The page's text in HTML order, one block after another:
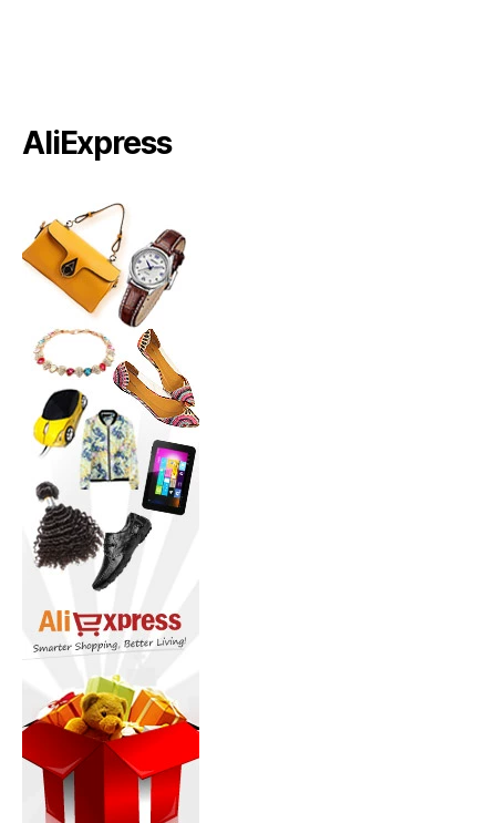
AliExpress